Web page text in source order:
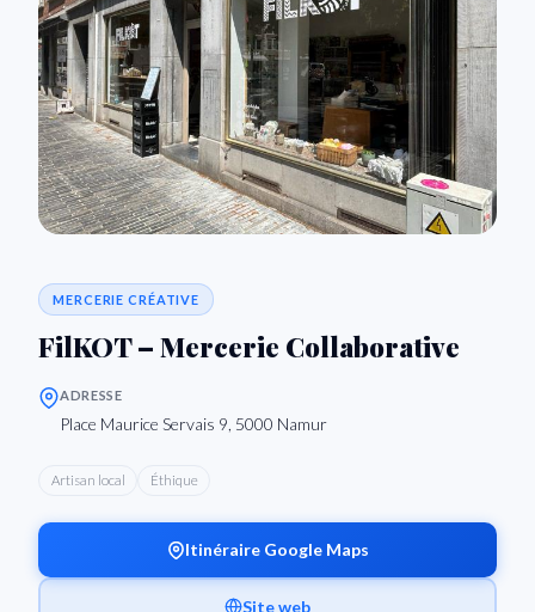
MERCERIE CRÉATIVE
FilKOT – Mercerie Collaborative
ADRESSE
Place Maurice Servais 9, 5000 Namur
Artisan local Éthique
Itinéraire Google Maps
Site web